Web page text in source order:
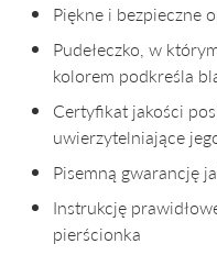
Piękne i bezpieczne
Pudełeczko, w
kolorem podkreśla
Certyfikat jakości
uwierzytelniające
Pisemną gwarancję
Instrukcję
pierścionka